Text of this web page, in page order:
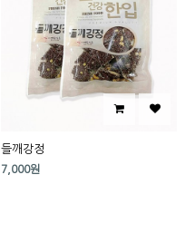
들깨강정
7,000원